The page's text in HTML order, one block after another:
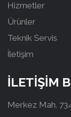
Hizmetler
Ürünler
Teknik Servis
İletişim
İLETİŞİM
Merkez Mah.